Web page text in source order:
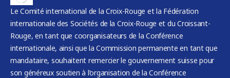
Le Comité international de la Croix-Rouge et la Fédération
internationale des Sociétés de la Croix-Rouge et du Croissant-
Rouge, en tant que coorganisateurs de la Conférence
internationale, ainsi que la Commission permanente en tant que
mandataire, souhaitent remercier le gouvernement suisse pour
son généreux soutien à l’organisation de la Conférence